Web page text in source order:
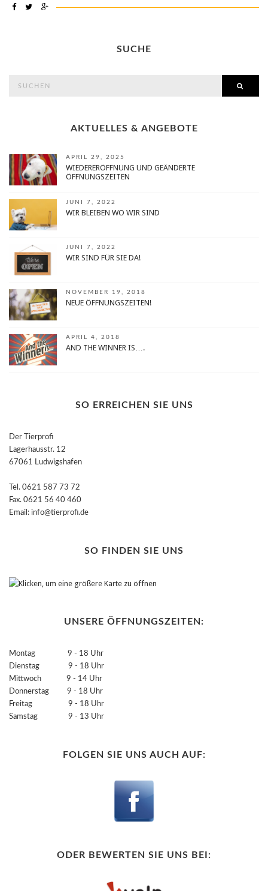
SUCHE
AKTUELLES & ANGEBOTE
APRIL 29, 2025
WIEDERERÖFFNUNG UND GEÄNDERTE
ÖFFNUNGSZEITEN
JUNI 7, 2022
WIR BLEIBEN WO WIR SIND
JUNI 7, 2022
WIR SIND FÜR SIE DA!
NOVEMBER 19, 2018
NEUE ÖFFNUNGSZEITEN!
APRIL 4, 2018
AND THE WINNER IS….
SO ERREICHEN SIE UNS
Der Tierprofi
Lagerhausstr. 12
67061 Ludwigshafen
Tel. 0621 587 73 72
Fax. 0621 56 40 460
Email: info@tierprofi.de
SO FINDEN SIE UNS
UNSERE ÖFFNUNGSZEITEN:
Montag 9 - 18 Uhr
Dienstag 9 - 18 Uhr
Mittwoch 9 - 14 Uhr
Donnerstag 9 - 18 Uhr
Freitag 9 - 18 Uhr
Samstag 9 - 13 Uhr
FOLGEN SIE UNS AUCH AUF:
ODER BEWERTEN SIE UNS BEI: